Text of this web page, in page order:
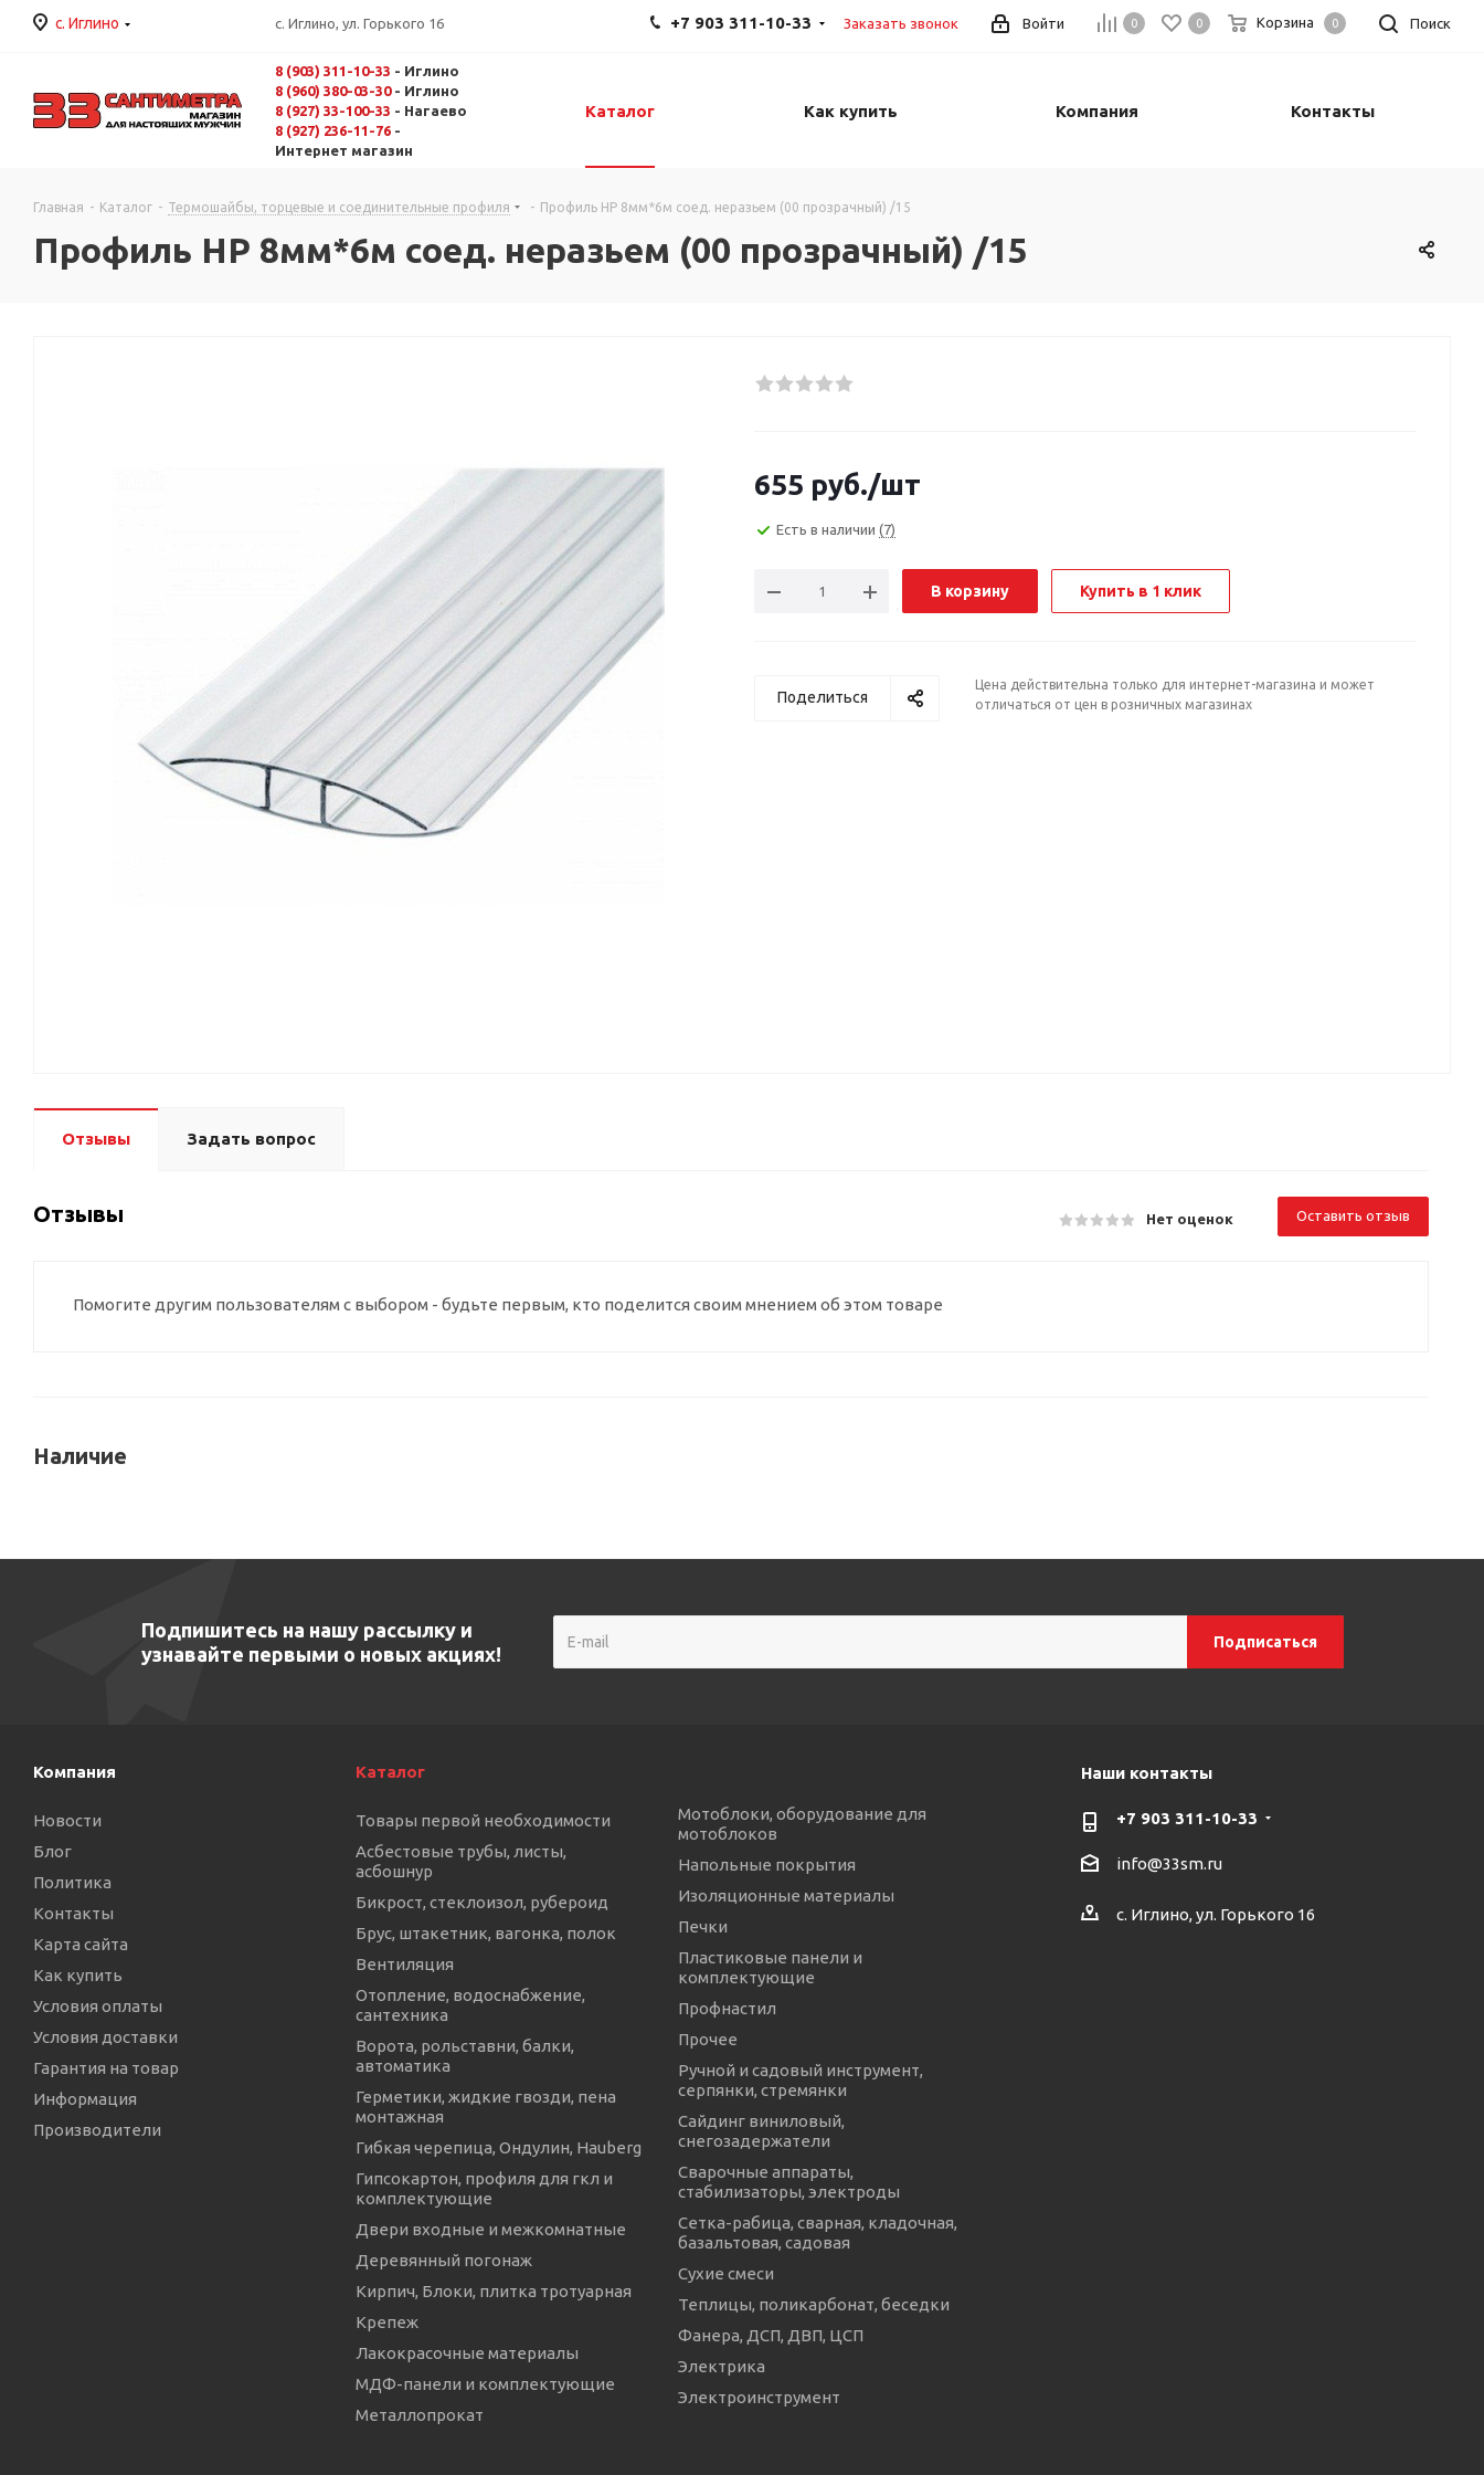
с. Иглино с. Иглино, ул. Горького 16 Поиск
0 0 Корзина 0
Войти
+7 903 311-10-33 Заказать звонок
8 (903) 311-10-33 - Иглино
8 (960) 380-03-30- Иглино
8 (927) 33-100-33 - Нагаево
8 (927) 236-11-76 -
Интернет магазин
Каталог Как купить Компания Контакты
Главная - Каталог - Термошайбы, торцевые и соединительные профиля - Профиль HP 8мм*6м соед. неразьем (00 прозрачный) /15
Профиль HP 8мм*6м соед. неразьем (00 прозрачный) /15
655 руб./шт
Есть в наличии (7)
В корзину Купить в 1 клик
Поделиться
Цена действительна только для интернет-магазина и может
отличаться от цен в розничных магазинах
Отзывы Задать вопрос
Отзывы Нет оценок Оставить отзыв
Помогите другим пользователям с выбором - будьте первым, кто поделится своим мнением об этом товаре
Наличие
Подпишитесь на нашу рассылку и
узнавайте первыми о новых акциях!
Компания
Новости
Блог
Политика
Контакты
Карта сайта
Как купить
Условия оплаты
Условия доставки
Гарантия на товар
Информация
Производители
Каталог
Товары первой необходимости
Асбестовые трубы, листы,
асбошнур
Бикрост, стеклоизол, рубероид
Брус, штакетник, вагонка, полок
Вентиляция
Отопление, водоснабжение,
сантехника
Ворота, рольставни, балки,
автоматика
Герметики, жидкие гвозди, пена
монтажная
Гибкая черепица, Ондулин, Hauberg
Гипсокартон, профиля для гкл и
комплектующие
Двери входные и межкомнатные
Деревянный погонаж
Кирпич, Блоки, плитка тротуарная
Крепеж
Лакокрасочные материалы
МДФ-панели и комплектующие
Металлопрокат
Мотоблоки, оборудование для
мотоблоков
Напольные покрытия
Изоляционные материалы
Печки
Пластиковые панели и
комплектующие
Профнастил
Прочее
Ручной и садовый инструмент,
серпянки, стремянки
Сайдинг виниловый,
снегозадержатели
Сварочные аппараты,
стабилизаторы, электроды
Сетка-рабица, сварная, кладочная,
базальтовая, садовая
Сухие смеси
Теплицы, поликарбонат, беседки
Фанера, ДСП, ДВП, ЦСП
Электрика
Электроинструмент
Наши контакты
+7 903 311-10-33
info@33sm.ru
с. Иглино, ул. Горького 16